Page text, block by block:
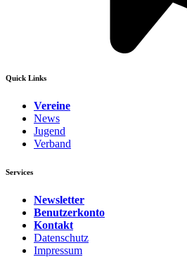
Quick Links
Vereine
News
Jugend
Verband
Services
Newsletter
Benutzerkonto
Kontakt
Datenschutz
Impressum